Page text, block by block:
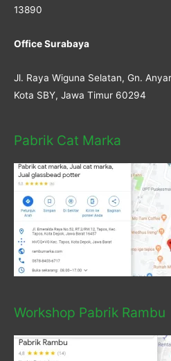
13890
Office Surabaya
Jl. Raya Wiguna Selatan, Gn.
Kota SBY, Jawa Timur 60294
Pabrik Cat Marka
Workshop Pabrik Rambu